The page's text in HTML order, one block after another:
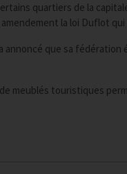
quartiers de la
la loi Duflot
annoncé que sa
meublés touristiques